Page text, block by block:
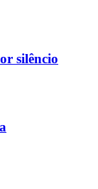
silêncio